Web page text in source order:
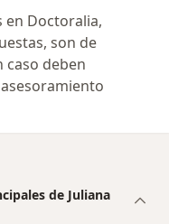
en Doctoralia,
son de
deben
de Juliana